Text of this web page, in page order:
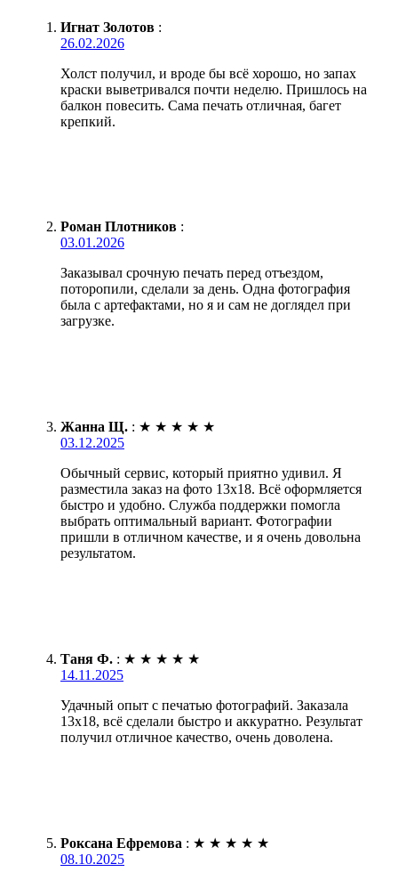
Игнат Золотов :
26.02.2026
Холст получил, и вроде бы всё хорошо, но запах
краски выветривался почти неделю. Пришлось на
балкон повесить. Сама печать отличная, багет
крепкий.
Роман Плотников :
03.01.2026
Заказывал срочную печать перед отъездом,
поторопили, сделали за день. Одна фотография
была с артефактами, но я и сам не доглядел при
загрузке.
Жанна Щ. : ★ ★ ★ ★ ★
03.12.2025
Обычный сервис, который приятно удивил. Я
разместила заказ на фото 13х18. Всё оформляется
быстро и удобно. Служба поддержки помогла
выбрать оптимальный вариант. Фотографии
пришли в отличном качестве, и я очень довольна
результатом.
Таня Ф. : ★ ★ ★ ★ ★
14.11.2025
Удачный опыт с печатью фотографий. Заказала
13х18, всё сделали быстро и аккуратно. Результат
получил отличное качество, очень доволена.
Роксана Ефремова : ★ ★ ★ ★ ★
08.10.2025